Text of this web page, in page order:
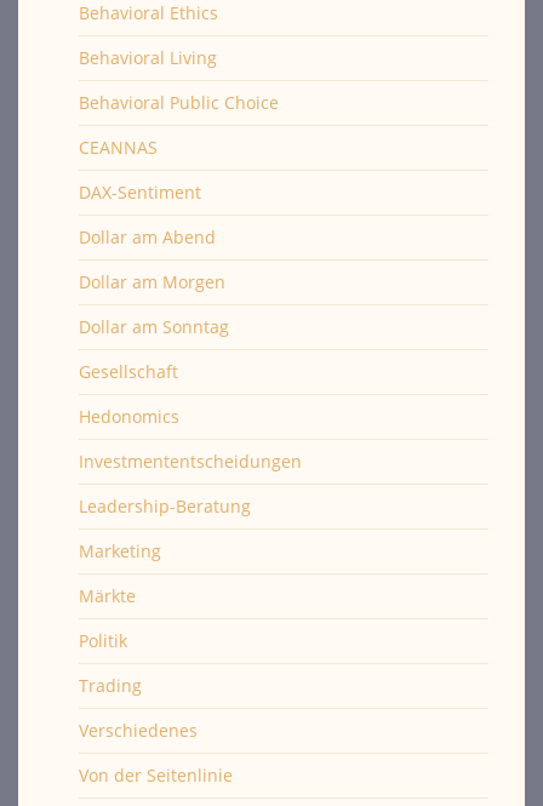
Behavioral Ethics
Behavioral Living
Behavioral Public Choice
CEANNAS
DAX-Sentiment
Dollar am Abend
Dollar am Morgen
Dollar am Sonntag
Gesellschaft
Hedonomics
Investmententscheidungen
Leadership-Beratung
Marketing
Märkte
Politik
Trading
Verschiedenes
Von der Seitenlinie